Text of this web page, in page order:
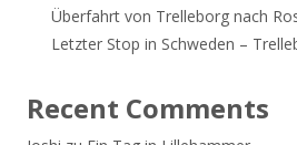
Überfahrt von Trelleborg nach
Letzter Stop in Schweden –
Recent Comments